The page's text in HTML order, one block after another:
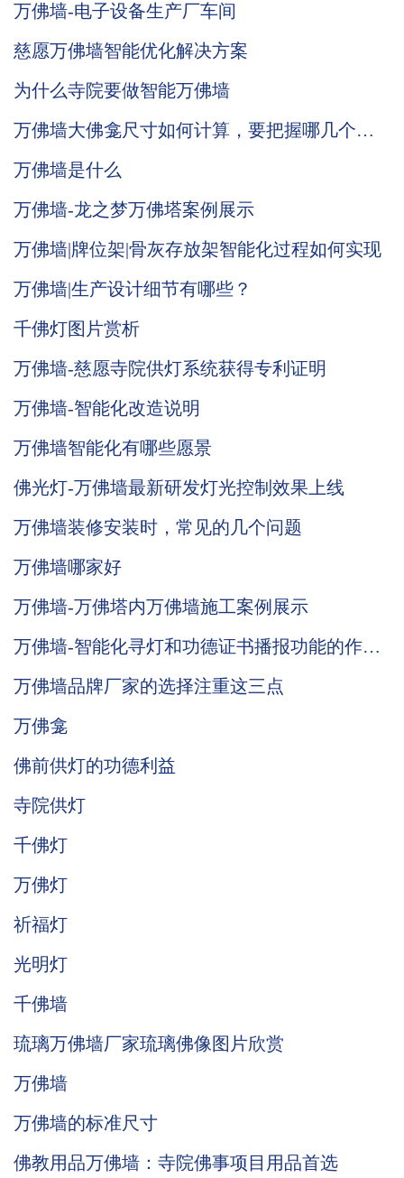
万佛墙-电子设备生产厂车间
慈愿万佛墙智能优化解决方案
为什么寺院要做智能万佛墙
万佛墙大佛龛尺寸如何计算，要把握哪几个
万佛墙是什么
万佛墙-龙之梦万佛塔案例展示
万佛墙|牌位架|骨灰存放架智能化过程如何实现
万佛墙|生产设计细节有哪些？
千佛灯图片赏析
万佛墙-慈愿寺院供灯系统获得专利证明
万佛墙-智能化改造说明
万佛墙智能化有哪些愿景
佛光灯-万佛墙最新研发灯光控制效果上线
万佛墙装修安装时，常见的几个问题
万佛墙哪家好
万佛墙-万佛塔内万佛墙施工案例展示
万佛墙-智能化寻灯和功德证书播报功能的作用
万佛墙品牌厂家的选择注重这三点
万佛龛
佛前供灯的功德利益
寺院供灯
千佛灯
万佛灯
祈福灯
光明灯
千佛墙
琉璃万佛墙厂家琉璃佛像图片欣赏
万佛墙
万佛墙的标准尺寸
佛教用品万佛墙：寺院佛事项目用品首选